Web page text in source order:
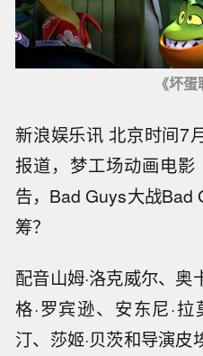
《坏蛋
新浪娱乐讯 北京时间7
报道，梦工场动画电
告，Bad Guys大战Bad
筹？
配音山姆·洛克威尔、奥
格·罗宾逊、安东尼·
汀、莎姬·贝茨和导演皮